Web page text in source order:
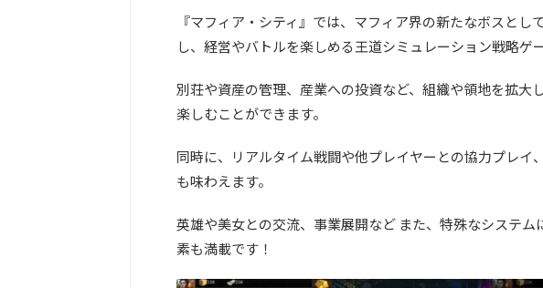
『マフィア・シティ』では、マフィア界の新たなボスとし
し、経営やバトルを楽しめる王道シミュレーション戦略ゲ
別荘や資産の管理、産業への投資など、組織や領地を拡大
楽しむことができます。
同時に、リアルタイム戦闘や他プレイヤーとの協力プレイ
も味わえます。
英雄や美女との交流、事業展開など また、特殊なシステ
素も満載です！